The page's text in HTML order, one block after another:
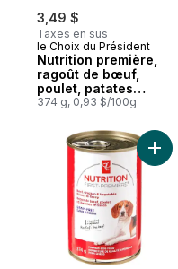
3,49 $
Taxes en sus
le Choix du Président
Nutrition première,
ragoût de bœuf,
poulet, patates
douces et brocoli,
supérieure pour
chiens
374 g, 0,93 $/100g